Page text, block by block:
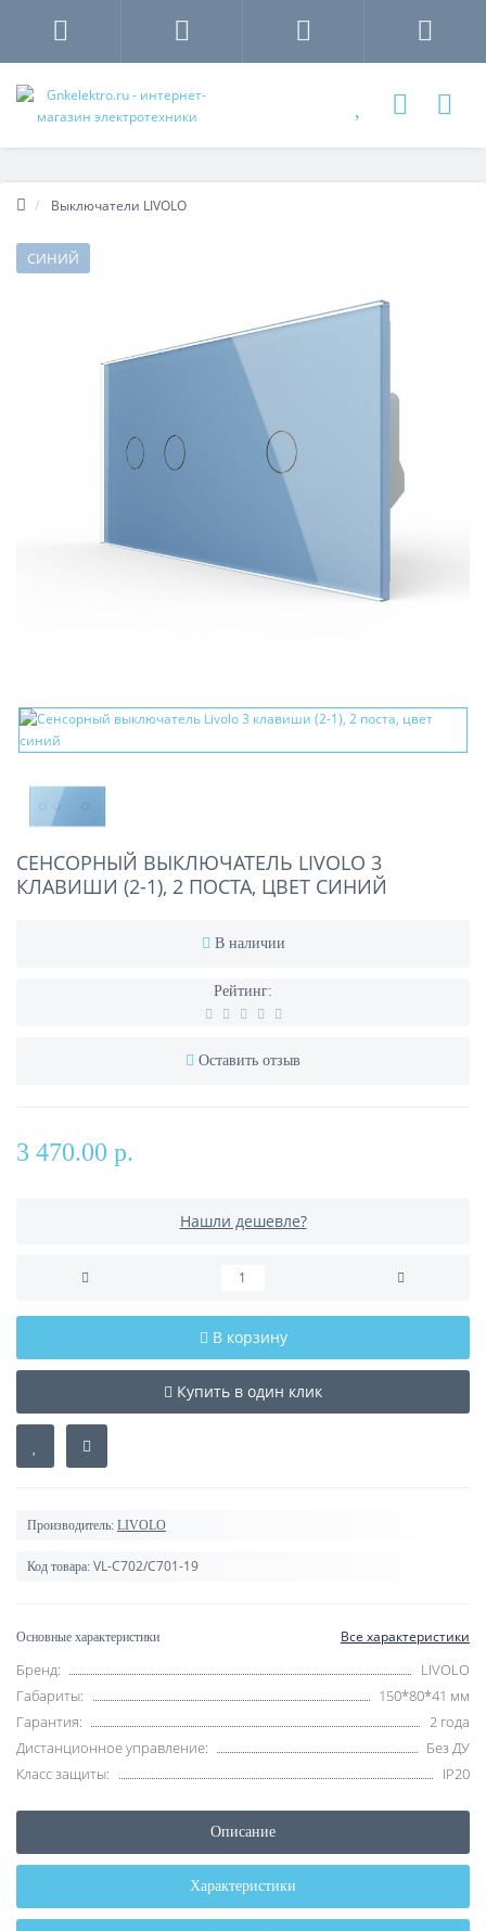
Выключатели LIVOLO
СИНИЙ
СЕНСОРНЫЙ ВЫКЛЮЧАТЕЛЬ LIVOLO 3
КЛАВИШИ (2-1), 2 ПОСТА, ЦВЕТ СИНИЙ
В наличии
Рейтинг:
Оставить отзыв
3 470.00 р.
Нашли дешевле?
В корзину
Купить в один клик
Производитель: LIVOLO
Код товара: VL-C702/C701-19
Основные характеристики Все характеристики
Бренд:
LIVOLO
Габариты:
150*80*41 мм
Гарантия:
2 года
Дистанционное управление:
Без ДУ
Класс защиты:
IP20
Описание
Характеристики